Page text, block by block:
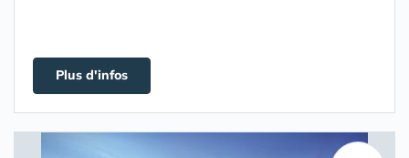
Plus d'infos